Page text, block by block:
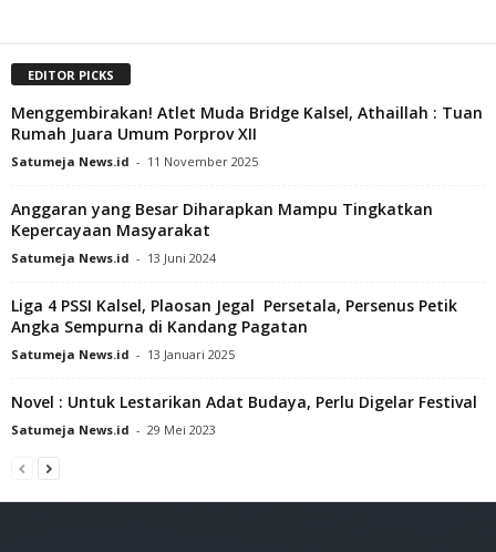
EDITOR PICKS
Menggembirakan! Atlet Muda Bridge Kalsel, Athaillah : Tuan
Rumah Juara Umum Porprov XII
Satumeja News.id - 11 November 2025
Anggaran yang Besar Diharapkan Mampu Tingkatkan
Kepercayaan Masyarakat
Satumeja News.id - 13 Juni 2024
Liga 4 PSSI Kalsel, Plaosan Jegal Persetala, Persenus Petik
Angka Sempurna di Kandang Pagatan
Satumeja News.id - 13 Januari 2025
Novel : Untuk Lestarikan Adat Budaya, Perlu Digelar Festival
Satumeja News.id - 29 Mei 2023